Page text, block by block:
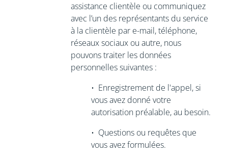
assistance clientèle ou communiquez
avec l’un des représentants du service
à la clientèle par e-mail, téléphone,
réseaux sociaux ou autre, nous
pouvons traiter les données
personnelles suivantes :
• Enregistrement de l'appel,si
vous avez donné votre
autorisation préalable, au besoin.
• Questions ou requêtes que
vous avez formulées.